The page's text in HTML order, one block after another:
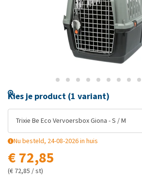
Kies je product (1 variant)
Trixie Be Eco Vervoersbox Giona - S / M
Nu besteld, 24-08-2026 in huis
€ 72,85
(€ 72,85 / st)